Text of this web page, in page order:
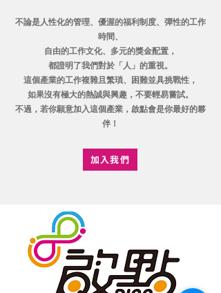
不論是人性化的管理、優渥的福利制度、彈性的工作
時間、
自由的工作文化、 多元的獎金配置，
都證明了我們對於「人」的重視。
這個產業的工作複雜且繁瑣、困難並具挑戰性，
如果沒有極大的熱誠與興趣，不要輕易嘗試。
​不過，若你願意加入這個產業，啟點會是你最好的夥
伴！
加入我們